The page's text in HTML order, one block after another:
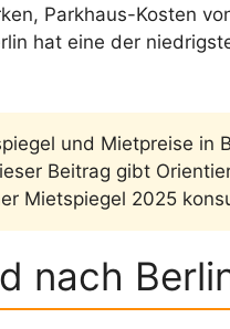
Parkhaus-Kosten
hat eine der
und Mietpreise in
Beitrag gibt
Mietspiegel 2025
nach